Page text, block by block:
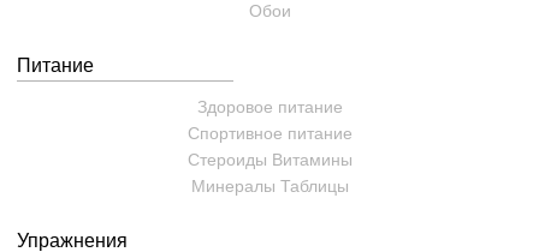
Обои
Питание
Здоровое питание
Спортивное питание
Стероиды Витамины
Минералы Таблицы
Упражнения